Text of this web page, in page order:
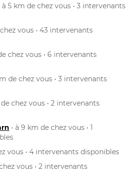
à 5 km de chez vous • 3 intervenants
chez vous • 43 intervenants
chez vous • 6 intervenants
de chez vous • 3 intervenants
de chez vous • 2 intervenants
• à 9 km de chez vous • 1
vous • 4 intervenants disponibles
vous • 2 intervenants